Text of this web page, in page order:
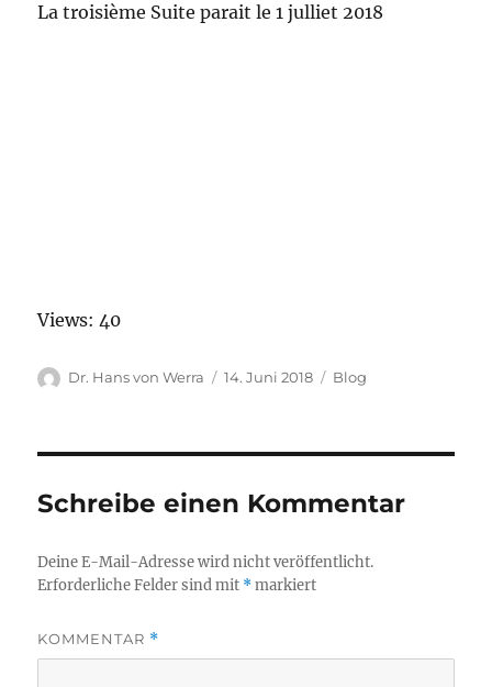
La troisième Suite parait le 1 julliet 2018
Views: 40
Autor
Dr. Hans von Werra
Veröffentlicht
14. Juni 2018 Kategorien
Blog
Schreibe einen Kommentar
Deine E-Mail-Adresse wird nicht veröffentlicht.
Erforderliche Felder sind mit *markiert
KOMMENTAR *